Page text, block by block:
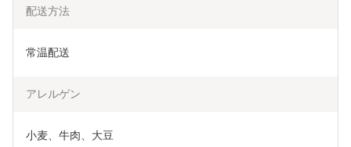
配送方法
常温配送
アレルゲン
小麦、牛肉、大豆